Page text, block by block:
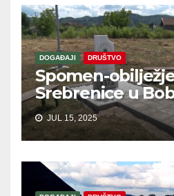
DOGAĐAJI DRUŠTVO
Spomen-
Srebrenice u
JUL 15, 2025